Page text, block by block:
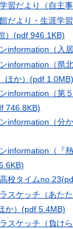
習だより（自主事
だより・生涯学
(pdf 946.1KB)
information（入
information（県
か） (pdf 1.0MB)
information（第
746.8KB)
information（分
information（『
校タイムno.23
スケッチ（あた
） (pdf 5.4MB)
スケッチ（負け